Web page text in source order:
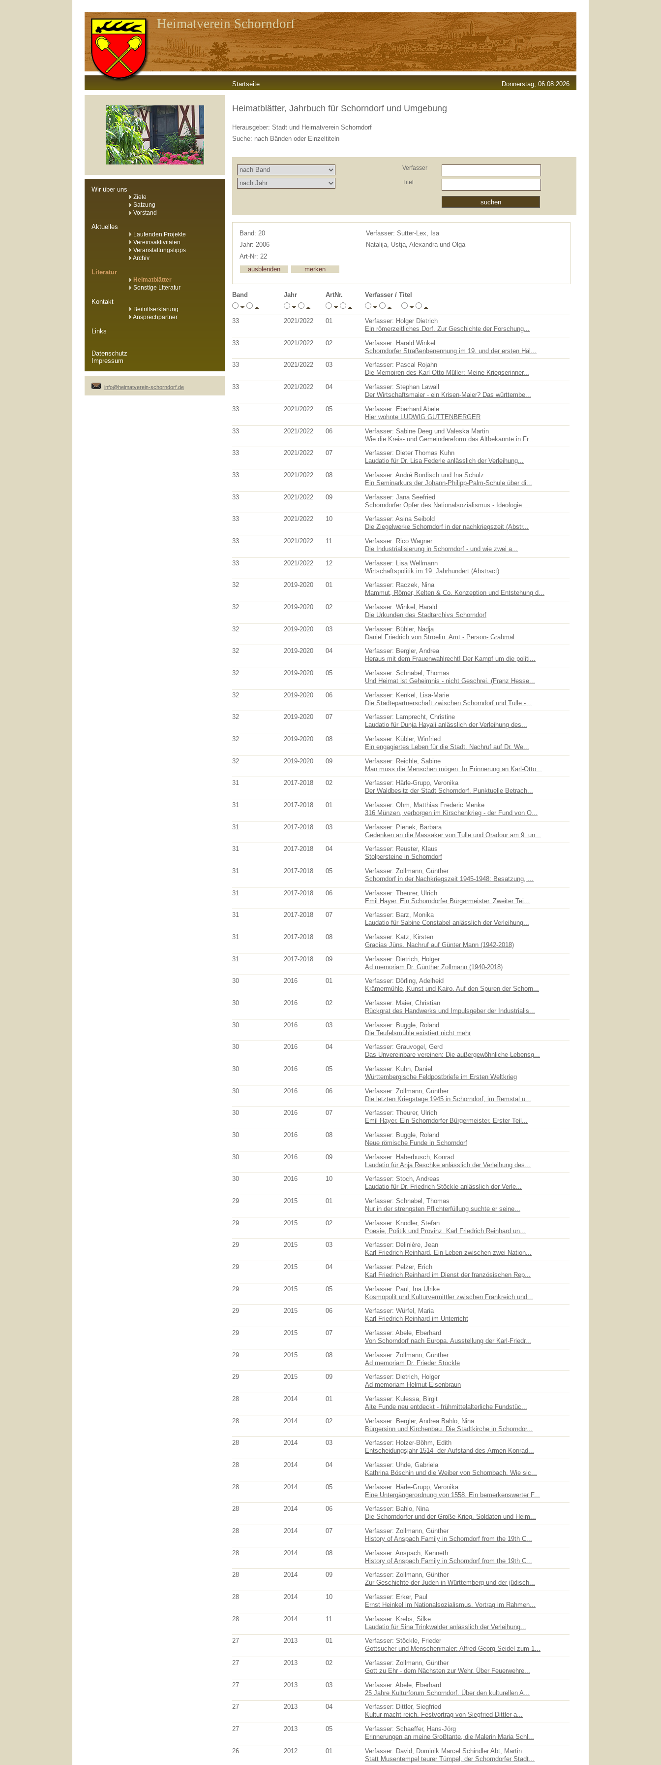
Heimatverein Schorndorf
Startseite Donnerstag, 06.08.2026
Wir über uns
Ziele
Satzung
Vorstand
Aktuelles
Laufenden Projekte
Vereinsaktivitäten
Veranstaltungstipps
Archiv
Literatur
Heimatblätter
Sonstige Literatur
Kontakt
Beitrittserklärung
Ansprechpartner
Links
Datenschutz
Impressum
info@heimatverein-schorndorf.de
Heimatblätter, Jahrbuch für Schorndorf und Umgebung
Herausgeber: Stadt und Heimatverein Schorndorf
Suche: nach Bänden oder Einzeltiteln
Verfasser
Titel
Band: 20
Jahr: 2006
Art-Nr: 22
Verfasser: Sutter-Lex, Isa
Natalija, Ustja, Alexandra und Olga
Band Jahr ArtNr. Verfasser / Titel
33 2021/2022 01
Verfasser: Holger Dietrich
Ein römerzeitliches Dorf. Zur Geschichte der Forschung...
33
2021/2022 02
Verfasser: Harald Winkel
Schorndorfer Straßenbenennung im 19. und der ersten Häl...
33
2021/2022 03
Verfasser: Pascal Rojahn
Die Memoiren des Karl Otto Müller: Meine Kriegserinner...
33
2021/2022 04
Verfasser: Stephan Lawall
Der Wirtschaftsmaier - ein Krisen-Maier? Das württembe...
33
2021/2022 05
Verfasser: Eberhard Abele
Hier wohnte LUDWIG GUTTENBERGER
33
2021/2022 06
Verfasser: Sabine Deeg und Valeska Martin
Wie die Kreis- und Gemeindereform das Altbekannte in Fr...
33
2021/2022 07
Verfasser: Dieter Thomas Kuhn
Laudatio für Dr. Lisa Federle anlässlich der Verleihung...
33
2021/2022 08
Verfasser: André Bordisch und Ina Schulz
Ein Seminarkurs der Johann-Philipp-Palm-Schule über di...
33
2021/2022 09
Verfasser: Jana Seefried
Schorndorfer Opfer des Nationalsozialismus - Ideologie ...
33
2021/2022 10
Verfasser: Asina Seibold
Die Ziegelwerke Schorndorf in der nachkriegszeit (Abstr...
33
2021/2022 11
Verfasser: Rico Wagner
Die Industrialisierung in Schorndorf - und wie zwei a...
33
2021/2022 12
Verfasser: Lisa Wellmann
Wirtschaftspolitik im 19. Jahrhundert (Abstract)
32
2019-2020 01
Verfasser: Raczek, Nina
Mammut, Römer, Kelten & Co. Konzeption und Entstehung d...
32
2019-2020 02
Verfasser: Winkel, Harald
Die Urkunden des Stadtarchivs Schorndorf
32
2019-2020 03
Verfasser: Bühler, Nadja
Daniel Friedrich von Stroelin. Amt - Person- Grabmal
32
2019-2020 04
Verfasser: Bergler, Andrea
Heraus mit dem Frauenwahlrecht! Der Kampf um die politi...
32
2019-2020 05
Verfasser: Schnabel, Thomas
Und Heimat ist Geheimnis - nicht Geschrei. (Franz Hesse...
32
2019-2020 06
Verfasser: Kenkel, Lisa-Marie
Die Städtepartnerschaft zwischen Schorndorf und Tulle -...
32
2019-2020 07
Verfasser: Lamprecht, Christine
Laudatio für Dunja Hayali anlässlich der Verleihung des...
32
2019-2020 08
Verfasser: Kübler, Winfried
Ein engagiertes Leben für die Stadt. Nachruf auf Dr. We...
32
2019-2020 09
Verfasser: Reichle, Sabine
Man muss die Menschen mögen. In Erinnerung an Karl-Otto...
31
2017-2018 02
Verfasser: Härle-Grupp, Veronika
Der Waldbesitz der Stadt Schorndorf. Punktuelle Betrach...
31
2017-2018 01
Verfasser: Ohm, Matthias Frederic Menke
316 Münzen, verborgen im Kirschenkrieg - der Fund von O...
31
2017-2018 03
Verfasser: Pienek, Barbara
Gedenken an die Massaker von Tulle und Oradour am 9. un...
31
2017-2018 04
Verfasser: Reuster, Klaus
Stolpersteine in Schorndorf
31
2017-2018 05
Verfasser: Zollmann, Günther
Schorndorf in der Nachkriegszeit 1945-1948: Besatzung, ...
31
2017-2018 06
Verfasser: Theurer, Ulrich
Emil Hayer. Ein Schorndorfer Bürgermeister. Zweiter Tei...
31
2017-2018 07
Verfasser: Barz, Monika
Laudatio für Sabine Constabel anlässlich der Verleihung...
31
2017-2018 08
Verfasser: Katz, Kirsten
Gracias Jüns. Nachruf auf Günter Mann (1942-2018)
31
2017-2018 09
Verfasser: Dietrich, Holger
Ad memoriam Dr. Günther Zollmann (1940-2018)
30
2016 01
Verfasser: Dörling, Adelheid
Krämermühle, Kunst und Kairo. Auf den Spuren der Schorn...
30
2016 02
Verfasser: Maier, Christian
Rückgrat des Handwerks und Impulsgeber der Industrialis...
30
2016 03
Verfasser: Buggle, Roland
Die Teufelsmühle existiert nicht mehr
30
2016 04
Verfasser: Grauvogel, Gerd
Das Unvereinbare vereinen: Die außergewöhnliche Lebensg...
30
2016 05
Verfasser: Kuhn, Daniel
Württembergische Feldpostbriefe im Ersten Weltkrieg
30
2016 06
Verfasser: Zollmann, Günther
Die letzten Kriegstage 1945 in Schorndorf, im Remstal u...
30
2016 07
Verfasser: Theurer, Ulrich
Emil Hayer. Ein Schorndorfer Bürgermeister. Erster Teil...
30
2016 08
Verfasser: Buggle, Roland
Neue römische Funde in Schorndorf
30
2016 09
Verfasser: Haberbusch, Konrad
Laudatio für Anja Reschke anlässlich der Verleihung des...
30
2016 10
Verfasser: Stoch, Andreas
Laudatio für Dr. Friedrich Stöckle anlässlich der Verle...
29
2015 01
Verfasser: Schnabel, Thomas
Nur in der strengsten Pflichterfüllung suchte er seine...
29
2015 02
Verfasser: Knödler, Stefan
Poesie, Politik und Provinz. Karl Friedrich Reinhard un...
29
2015 03
Verfasser: Delinière, Jean
Karl Friedrich Reinhard. Ein Leben zwischen zwei Nation...
29
2015 04
Verfasser: Pelzer, Erich
Karl Friedrich Reinhard im Dienst der französischen Rep...
29
2015 05
Verfasser: Paul, Ina Ulrike
Kosmopolit und Kulturvermittler zwischen Frankreich und...
29
2015 06
Verfasser: Würfel, Maria
Karl Friedrich Reinhard im Unterricht
29
2015 07
Verfasser: Abele, Eberhard
Von Schorndorf nach Europa. Ausstellung der Karl-Friedr...
29
2015 08
Verfasser: Zollmann, Günther
Ad memoriam Dr. Frieder Stöckle
29
2015 09
Verfasser: Dietrich, Holger
Ad memoriam Helmut Eisenbraun
28
2014 01
Verfasser: Kulessa, Birgit
Alte Funde neu entdeckt - frühmittelalterliche Fundstüc...
28
2014 02
Verfasser: Bergler, Andrea Bahlo, Nina
Bürgersinn und Kirchenbau. Die Stadtkirche in Schorndor...
28
2014 03
Verfasser: Holzer-Böhm, Edith
Entscheidungsjahr 1514  der Aufstand des Armen Konrad...
28
2014 04
Verfasser: Uhde, Gabriela
Kathrina Böschin und die Weiber von Schornbach. Wie sic...
28
2014 05
Verfasser: Härle-Grupp, Veronika
Eine Untergängerordnung von 1558. Ein bemerkenswerter F...
28
2014 06
Verfasser: Bahlo, Nina
Die Schorndorfer und der Große Krieg. Soldaten und Heim...
28
2014 07
Verfasser: Zollmann, Günther
History of Anspach Family in Schorndorf from the 19th C...
28
2014 08
Verfasser: Anspach, Kenneth
History of Anspach Family in Schorndorf from the 19th C...
28
2014 09
Verfasser: Zollmann, Günther
Zur Geschichte der Juden in Württemberg und der jüdisch...
28
2014 10
Verfasser: Erker, Paul
Ernst Heinkel im Nationalsozialismus. Vortrag im Rahmen...
28
2014 11
Verfasser: Krebs, Silke
Laudatio für Sina Trinkwalder anlässlich der Verleihung...
27
2013 01
Verfasser: Stöckle, Frieder
Gottsucher und Menschenmaler: Alfred Georg Seidel zum 1...
27
2013 02
Verfasser: Zollmann, Günther
Gott zu Ehr - dem Nächsten zur Wehr. Über Feuerwehre...
27
2013 03
Verfasser: Abele, Eberhard
25 Jahre Kulturforum Schorndorf. Über den kulturellen A...
27
2013 04
Verfasser: Dittler, Siegfried
Kultur macht reich. Festvortrag von Siegfried Dittler a...
27
2013 05
Verfasser: Schaeffer, Hans-Jörg
Erinnerungen an meine Großtante, die Malerin Maria Schl...
26
2012 01
Verfasser: David, Dominik Marcel Schindler Abt, Martin
Statt Musentempel teurer Tümpel, der Schorndorfer Stadt...